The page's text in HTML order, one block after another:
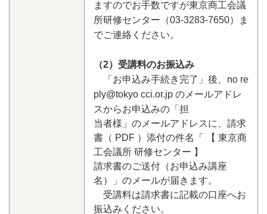
ますのでお手数ですが東京商工会議
所研修センター（03-3283-7650）ま
でご連絡ください。
（2）受講料のお振込み
「お申込み手続き完了」後、no re
ply@tokyo cci.or.jp のメールアドレ
スからお申込みの「担
当者様」のメールアドレスに、請求
書（ PDF ）添付の件名「 【 東京商
工会議所 研修センター 】
請求書のご送付（お申込み講座
名）」のメールが届きます。
受講料は請求書に記載の口座へお
振込みください。